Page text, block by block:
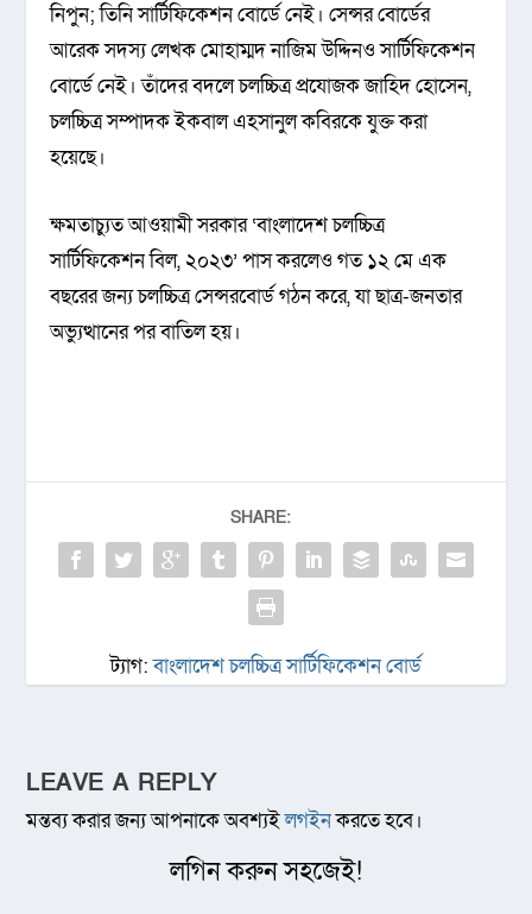
নিপুন; তিনি সার্টিফিকেশন বোর্ডে নেই। সেন্সর বোর্ডের
আরেক সদস্য লেখক মোহাম্মদ নাজিম উদ্দিনও সার্টিফিকেশন
বোর্ডে নেই। তাঁদের বদলে চলচ্চিত্র প্রযোজক জাহিদ হোসেন,
চলচ্চিত্র সম্পাদক ইকবাল এহসানুল কবিরকে যুক্ত করা
হয়েছে।
ক্ষমতাচ্যুত আওয়ামী সরকার ‘বাংলাদেশ চলচ্চিত্র
সার্টিফিকেশন বিল, ২০২৩’ পাস করলেও গত ১২ মে এক
বছরের জন্য চলচ্চিত্র সেন্সরবোর্ড গঠন করে, যা ছাত্র-জনতার
অভ্যুত্থানের পর বাতিল হয়।
SHARE:
ট্যাগ:বাংলাদেশ চলচ্চিত্র সার্টিফিকেশন বোর্ড
LEAVE A REPLY
মন্তব্য করার জন্য আপনাকে অবশ্যইলগইনকরতে হবে।
লগিন করুন সহজেই!